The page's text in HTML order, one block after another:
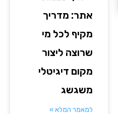
אתר: מדריך
מקיף לכל מי
שרוצה ליצור
מקום דיגיטלי
משגשג
למאמר המלא »